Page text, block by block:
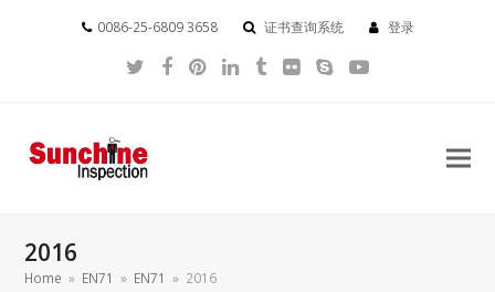
0086-25-6809 3658 证书查询系统 登录
Twitter
Facebook
Pinterest
LinkedIn
Tumblr
FlickrSkypeYouTube
2016
Home » EN71 » EN71 » 2016